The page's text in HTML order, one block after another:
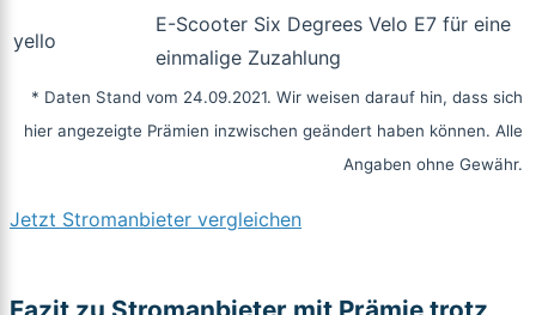
yello
E-Scooter Six Degrees Velo E7 für eine
einmalige Zuzahlung
* Daten Stand vom 24.09.2021. Wir weisen darauf hin, dass sich
hier angezeigte Prämien inzwischen geändert haben können. Alle
Angaben ohne Gewähr.
Jetzt Stromanbieter vergleichen